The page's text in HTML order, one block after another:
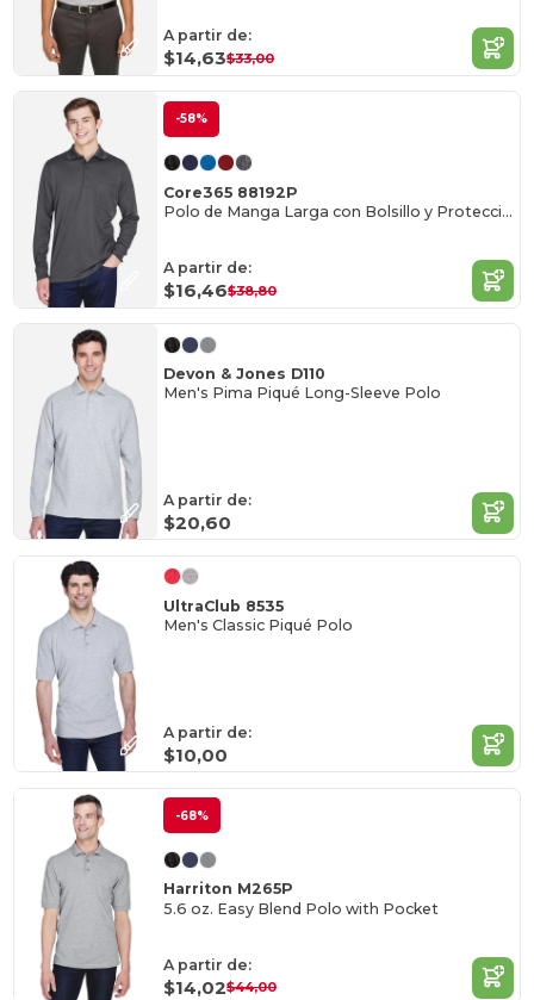
A partir de:
$14,63$33,00
-58%
Core365 88192P
Polo de Manga Larga con Bolsillo y Protección UV
A partir de:
$16,46$38,80
Devon & Jones D110
Men's Pima Piqué Long-Sleeve Polo
A partir de:
$20,60
UltraClub 8535
Men's Classic Piqué Polo
A partir de:
$10,00
-68%
Harriton M265P
5.6 oz. Easy Blend Polo with Pocket
A partir de:
$14,02$44,00